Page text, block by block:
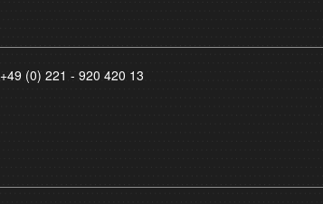
+49 (0) 221 - 920 420 13